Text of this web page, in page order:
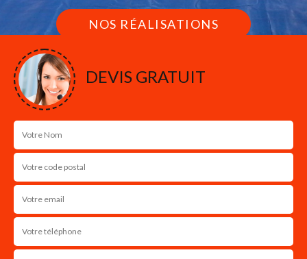
NOS RÉALISATIONS
DEVIS GRATUIT